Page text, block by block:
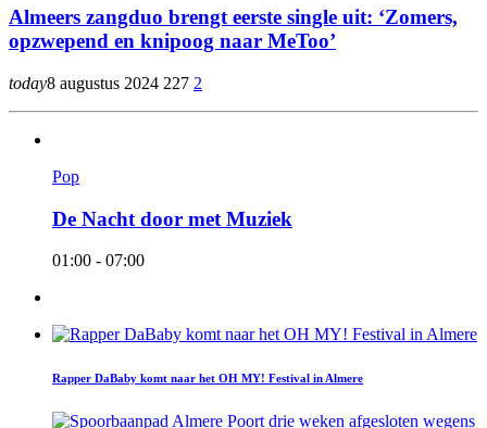
Almeers zangduo brengt eerste single uit: ‘Zomers,
opzwepend en knipoog naar MeToo’
today8 augustus 2024 227 2
Pop
De Nacht door met Muziek
01:00 - 07:00
Rapper DaBaby komt naar het OH MY! Festival in Almere